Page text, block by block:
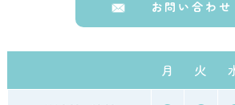
お問い合わせ
月 火